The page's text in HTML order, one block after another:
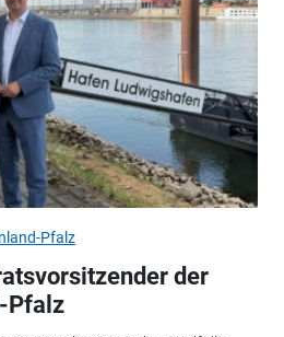
Pfalz
der
Pfalz